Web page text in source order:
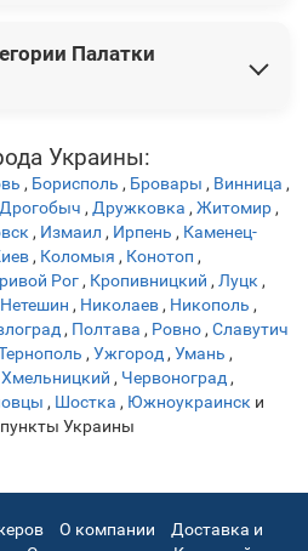
KILIMANJARO
Палатки
Украины:
, Борисполь , Бровары , Винница ,
Дрогобыч , Дружковка , Житомир ,
, Измаил , Ирпень , Каменец-
, Коломыя , Конотоп ,
Рог , Кропивницкий , Луцк ,
Нетешин , Николаев , Никополь ,
, Полтава , Ровно , Славутич
, Ужгород , Умань ,
Хмельницкий , Червоноград ,
, Шостка , Южноукраинск и
пункты Украины
О компании
Доставка и